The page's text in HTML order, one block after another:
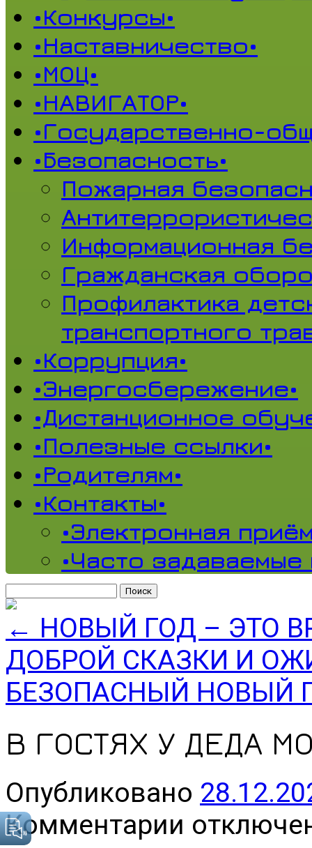
•Конкурсы•
•Наставничество•
•МОЦ•
•НАВИГАТОР•
•Государственно-
•Безопасность•
Пожарная
Информационная
Гражданская
Профилактика
транспортного
•Коррупция•
•Энергосбережение•
•Дистанционное
•Полезные ссылки•
•Родителям•
•Контакты•
•Электронная
•Часто
← НОВЫЙ ГОД – ЭТО
ДОБРОЙ СКАЗКИ И
БЕЗОПАСНЫЙ НОВЫЙ
В ГОСТЯХ У ДЕДА
Опубликовано
Комментарии
записи